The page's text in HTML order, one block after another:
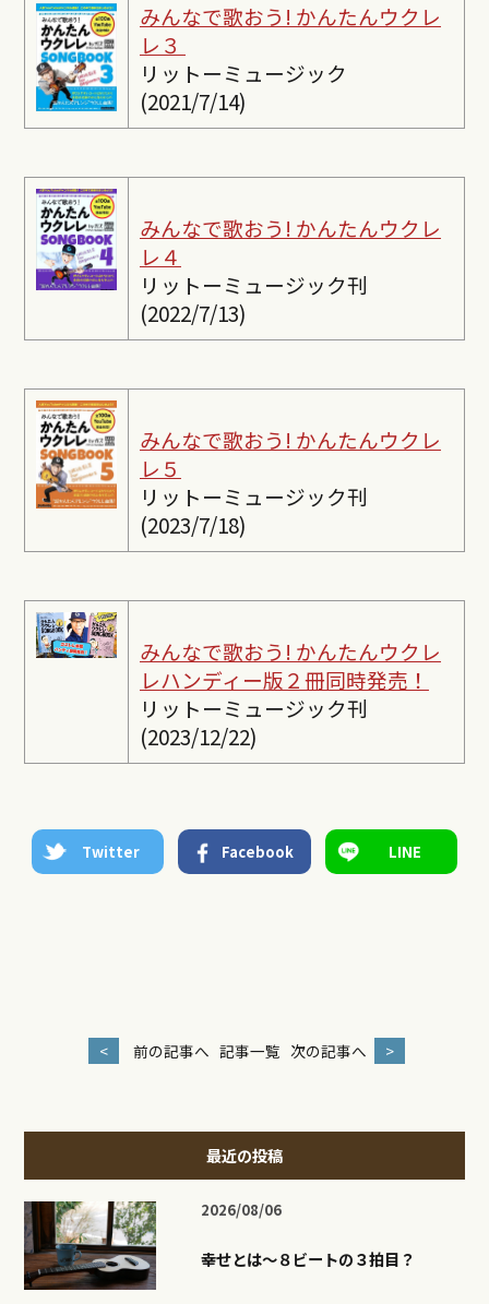
みんなで歌おう! かんたんウクレ
レ３
リットーミュージック
(2021/7/14)
みんなで歌おう! かんたんウクレ
レ４
リットーミュージック刊
(2022/7/13)
みんなで歌おう! かんたんウクレ
レ５
リットーミュージック刊
(2023/7/18)
みんなで歌おう! かんたんウクレ
レハンディー版２冊同時発売！
リットーミュージック刊
(2023/12/22)
Twitter Facebook LINE
< 前の記事へ 記事一覧 次の記事へ >
最近の投稿
2026/08/06
幸せとは〜８ビートの３拍目？